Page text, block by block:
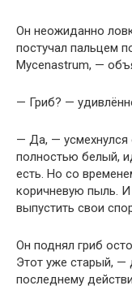
Он неожиданно
постучал пальцем
Mycenastrum, —
— Гриб? —
— Да, —
полностью белый,
есть. Но со
коричневую пыль.
выпустить свои
Он поднял гриб
Этот уже старый, —
последнему